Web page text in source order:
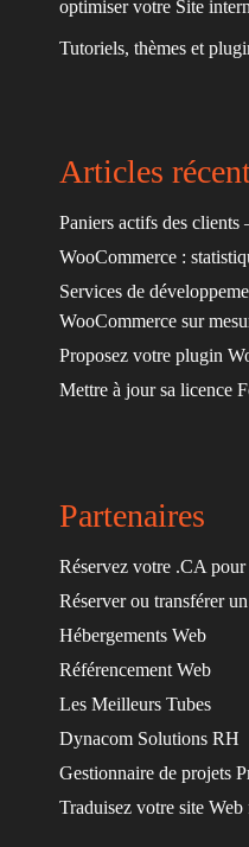
optimiser votre Site
Tutoriels, thèmes et
Articles
Paniers actifs des clients
WooCommerce :
Services de
WooCommerce sur
Proposez votre plugin
Mettre à jour sa licence
Partenaires
Réservez votre .CA
Réserver ou transférer
Hébergements Web
Référencement Web
Les Meilleurs Tubes
Dynacom Solutions RH
Gestionnaire de projets
Traduisez votre site Web